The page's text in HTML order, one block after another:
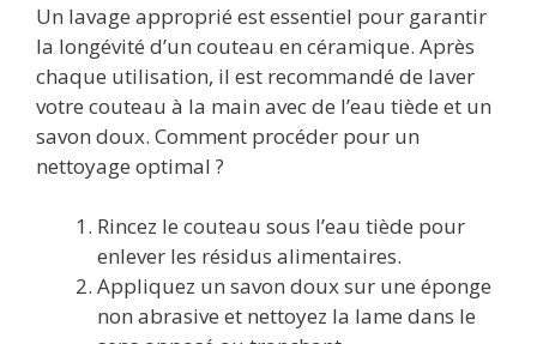
Un lavage approprié est essentiel pour garantir
la longévité d’un couteau en céramique. Après
chaque utilisation, il est recommandé de laver
votre couteau à la main avec de l’eau tiède et un
savon doux. Comment procéder pour un
nettoyage optimal ?
Rincez le couteau sous l’eau tiède pour
enlever les résidus alimentaires.
Appliquez un savon doux sur une éponge
non abrasive et nettoyez la lame dans le